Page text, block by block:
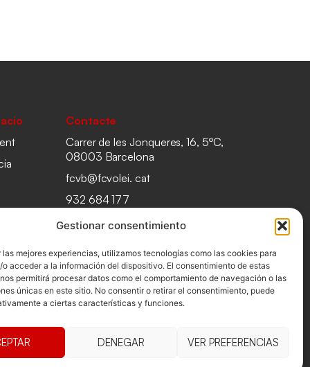
Gestionar consentimiento
las mejores experiencias, utilizamos tecnologías como las cookies para
o acceder a la información del dispositivo. El consentimiento de estas
permitirá procesar datos como el comportamiento de navegación o las
únicas en este sitio. No consentir o retirar el consentimiento, puede
a ciertas características y funciones.
DENEGAR VER PREFERENCIAS
Contacte
Carrer de les Jonqueres, 16, 5ºC,
08003 Barcelona
fcvb@fcvolei. cat
932 684 177